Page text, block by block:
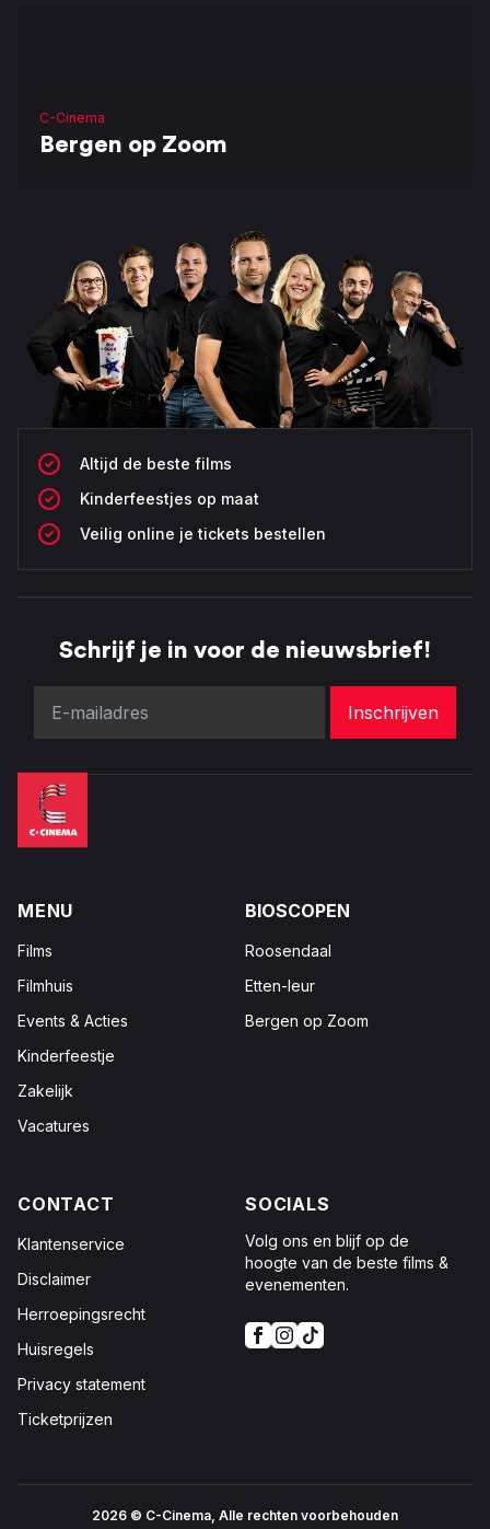
C-Cinema
Bergen op Zoom
Altijd de beste films
Kinderfeestjes op maat
Veilig online je tickets bestellen
Schrijf je in voor de nieuwsbrief!
MENU
Films
Filmhuis
Events & Acties
Kinderfeestje
Zakelijk
Vacatures
BIOSCOPEN
Roosendaal
Etten-leur
Bergen op Zoom
CONTACT
Klantenservice
Disclaimer
Herroepingsrecht
Huisregels
Privacy statement
Ticketprijzen
SOCIALS
Volg ons en blijf op de
hoogte van de beste films &
evenementen.
2026 © C-Cinema, Alle rechten voorbehouden